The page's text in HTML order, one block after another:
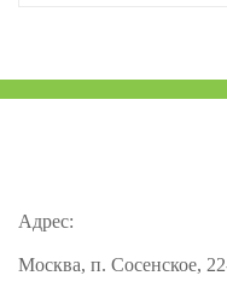
Адрес:
Москва, п. Сосенское,